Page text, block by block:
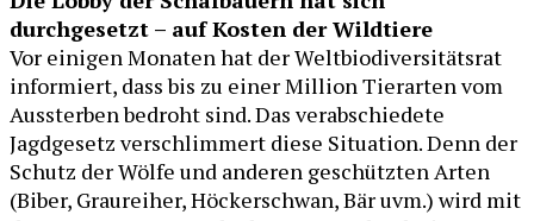
durchgesetzt – auf Kosten der Wildtiere
Vor einigen Monaten hat der Weltbiodiversitätsrat
informiert, dass bis zu einer Million Tierarten vom
Aussterben bedroht sind. Das verabschiedete
Jagdgesetz verschlimmert diese Situation. Denn der
Schutz der Wölfe und anderen geschützten Arten
(Biber, Graureiher, Höckerschwan, Bär uvm.) wird mit